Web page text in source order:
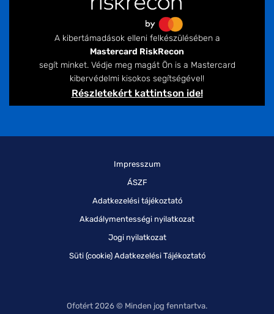
A kibertámadások elleni felkészülésében a
Mastercard RiskRecon
segít minket. Védje meg magát Ön is a Mastercard
kibervédelmi kisokos segítségével!
Részletekért kattintson ide!
Ofotért 2026 © Minden jog fenntartva.
Impresszum
ÁSZF
Adatkezelési tájékoztató
Akadálymentességi nyilatkozat
Jogi nyilatkozat
Süti (cookie) Adatkezelési Tájékoztató